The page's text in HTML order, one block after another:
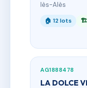
lès-Alès
🏠 12 lots 🏗
AG1888478
LA DOLCE